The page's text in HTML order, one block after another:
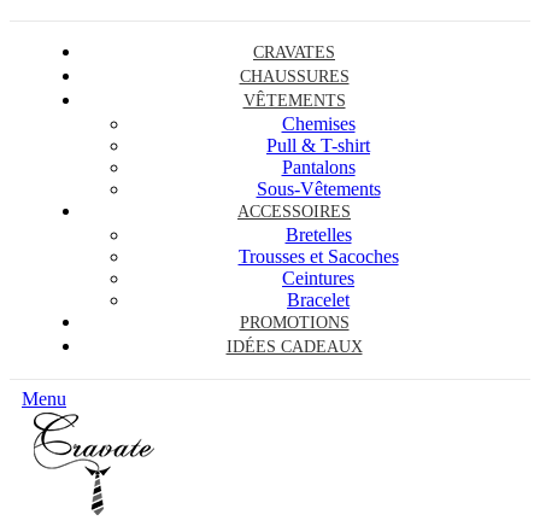
CRAVATES
CHAUSSURES
VÊTEMENTS
Chemises
Pull & T-shirt
Pantalons
Sous-Vêtements
ACCESSOIRES
Bretelles
Trousses et Sacoches
Ceintures
Bracelet
PROMOTIONS
IDÉES CADEAUX
Menu